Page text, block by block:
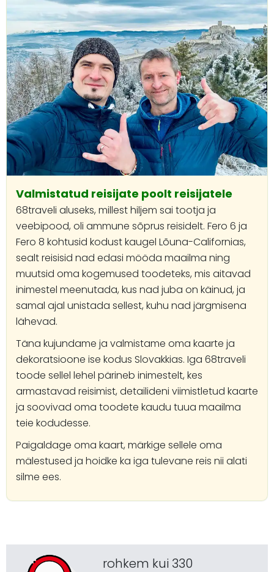
Valmistatud reisijate poolt reisijatele
68traveli aluseks, millest hiljem sai tootja ja
veebipood, oli ammune sõprus reisidelt. Fero 6 ja
Fero 8 kohtusid kodust kaugel Lõuna-Californias,
sealt reisisid nad edasi mööda maailma ning
muutsid oma kogemused toodeteks, mis aitavad
inimestel meenutada, kus nad juba on käinud, ja
samal ajal unistada sellest, kuhu nad järgmisena
lähevad.
Täna kujundame ja valmistame oma kaarte ja
dekoratsioone ise kodus Slovakkias. Iga 68traveli
toode sellel lehel pärineb inimestelt, kes
armastavad reisimist, detailideni viimistletud kaarte
ja soovivad oma toodete kaudu tuua maailma
teie kodudesse.
Paigaldage oma kaart, märkige sellele oma
mälestused ja hoidke ka iga tulevane reis nii alati
silme ees.
rohkem kui 330